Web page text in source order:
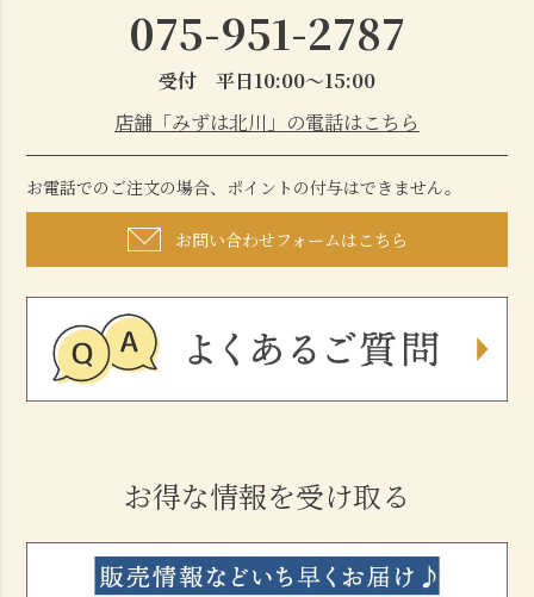
075-951-2787
受付 平日10:00～15:00
店舗「みずは北川」の電話はこちら
お電話でのご注文の場合、ポイントの付与はできません。
お問い合わせフォームはこちら
お得な情報を受け取る